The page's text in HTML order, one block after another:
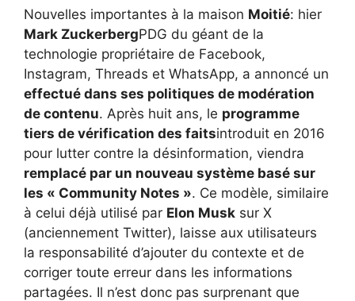
Nouvelles importantes à la maison Moitié: hier
Mark ZuckerbergPDG du géant de la
technologie propriétaire de Facebook,
Instagram, Threads et WhatsApp, a annoncé un
effectué dans ses politiques de modération
de contenu. Après huit ans, le programme
tiers de vérification des faitsintroduit en 2016
pour lutter contre la désinformation, viendra
remplacé par un nouveau système basé sur
les « Community Notes ». Ce modèle, similaire
à celui déjà utilisé par Elon Musk sur X
(anciennement Twitter), laisse aux utilisateurs
la responsabilité d’ajouter du contexte et de
corriger toute erreur dans les informations
partagées. Il n’est donc pas surprenant que